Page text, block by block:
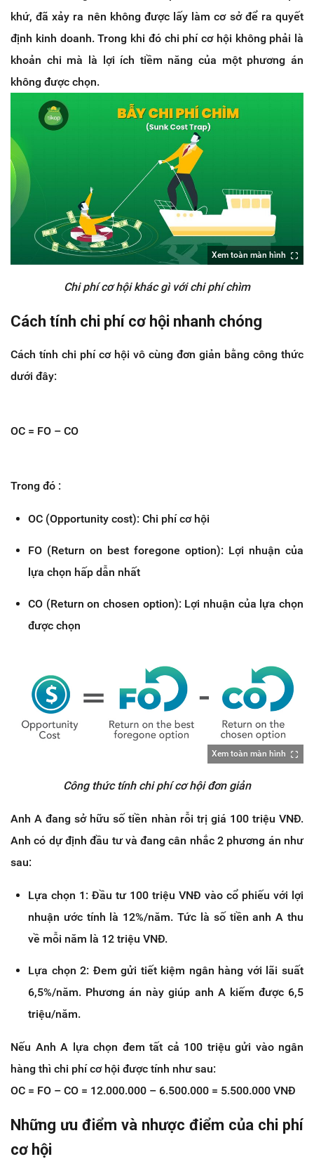
khứ, đã xảy ra nên không được lấy làm cơ sở để ra quyết
định kinh doanh. Trong khi đó chi phí cơ hội không phải là
khoản chi mà là lợi ích tiềm năng của một phương án
không được chọn.
Xem toàn màn hình
Chi phí cơ hội khác gì với chi phí chìm
Cách tính chi phí cơ hội nhanh chóng
Cách tính chi phí cơ hội vô cùng đơn giản bằng công thức
dưới đây:
OC = FO – CO
Trong đó :
OC (Opportunity cost): Chi phí cơ hội
FO (Return on best foregone option): Lợi nhuận của
lựa chọn hấp dẫn nhất
CO (Return on chosen option): Lợi nhuận của lựa chọn
được chọn
Xem toàn màn hình
Công thức tính chi phí cơ hội đơn giản
Anh A đang sở hữu số tiền nhàn rỗi trị giá 100 triệu VNĐ.
Anh có dự định đầu tư và đang cân nhắc 2 phương án như
sau:
Lựa chọn 1: Đầu tư 100 triệu VNĐ vào cổ phiếu với lợi
nhuận ước tính là 12%/năm. Tức là số tiền anh A thu
về mỗi năm là 12 triệu VNĐ.
Lựa chọn 2: Đem gửi tiết kiệm ngân hàng với lãi suất
6,5%/năm. Phương án này giúp anh A kiếm được 6,5
triệu/năm.
Nếu Anh A lựa chọn đem tất cả 100 triệu gửi vào ngân
hàng thì chi phí cơ hội được tính như sau:
OC = FO – CO = 12.000.000 – 6.500.000 = 5.500.000 VNĐ
Những ưu điểm và nhược điểm của chi phí
cơ hội